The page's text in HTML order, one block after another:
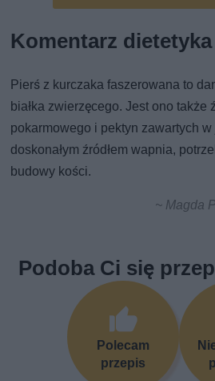
Komentarz dietetyka
Pierś z kurczaka faszerowana to
białka zwierzęcego. Jest ono także
pokarmowego i pektyn zawartych w
doskonałym źródłem wapnia,
budowy kości.
~ Magda
Podoba Ci się
Polecam
przepis